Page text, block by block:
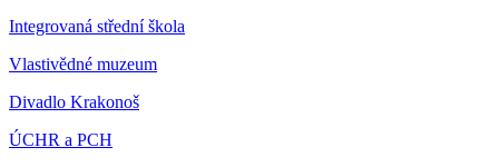
Integrovaná střední škola
Vlastivědné muzeum
Divadlo Krakonoš
ÚCHR a PCH